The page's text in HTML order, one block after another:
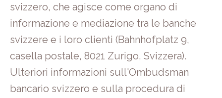
svizzero, che agisce come organo di
informazione e mediazione tra le banche
svizzere e i loro clienti (Bahnhofplatz 9,
casella postale, 8021 Zurigo, Svizzera).
Ulteriori informazioni sull'Ombudsman
bancario svizzero e sulla procedura di